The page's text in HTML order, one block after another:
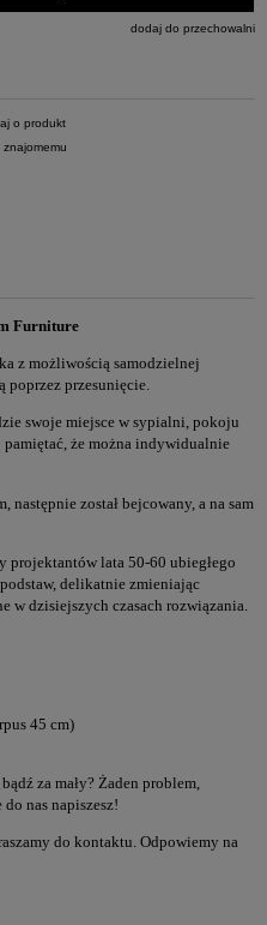
dodaj do przechowalni
o produkt
znajomemu
Furniture
z możliwością samodzielnej
poprzez przesunięcie.
swoje miejsce w sypialni, pokoju
że można indywidualnie
został bejcowany, a na sam
projektantów lata 50-60 ubiegłego
delikatnie zmieniając
w dzisiejszych czasach rozwiązania.
45 cm)
za mały? Żaden problem,
nas napiszesz!
do kontaktu. Odpowiemy na